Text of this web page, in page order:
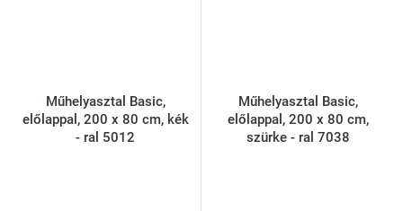
Műhelyasztal Basic,
előlappal, 200 x 80 cm, kék
- ral 5012
Műhelyasztal Basic,
előlappal, 200 x 80 cm,
szürke - ral 7038